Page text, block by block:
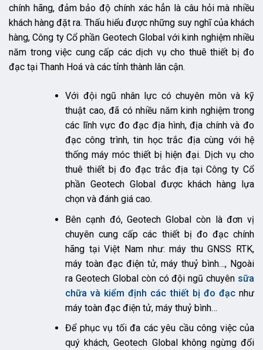
chính hãng, đảm bảo độ chính xác hẳn là câu hỏi mà nhiều
khách hàng đặt ra. Thấu hiểu được những suy nghĩ của khách
hàng, Công ty Cổ phần Geotech Global với kinh nghiệm nhiều
năm trong việc cung cấp các dịch vụ cho thuê thiết bị đo
đạc tại Thanh Hoá và các tỉnh thành lân cận.
Với đội ngũ nhân lực có chuyên môn và kỹ
thuật cao, đã có nhiều năm kinh nghiệm trong
các lĩnh vực đo đạc địa hình, địa chính và đo
đạc công trình, tin học trắc địa cùng với hệ
thống máy móc thiết bị hiện đại. Dịch vụ cho
thuê thiết bị đo đạc trắc địa tại Công ty Cổ
phần Geotech Global được khách hàng lựa
chọn và đánh giá cao.
Bên cạnh đó, Geotech Global còn là đơn vị
chuyên cung cấp các thiết bị đo đạc chính
hãng tại Việt Nam như: máy thu GNSS RTK,
máy toàn đạc điện tử, máy thuỷ bình…, Ngoài
ra Geotech Global còn có đội ngũ chuyên sữa
chữa và kiểm định các thiết bị đo đạc như
máy toàn đạc điện tử, máy thuỷ bình…
Để phục vụ tối đa các yêu cầu công việc của
quý khách, Geotech Global không ngừng đổi